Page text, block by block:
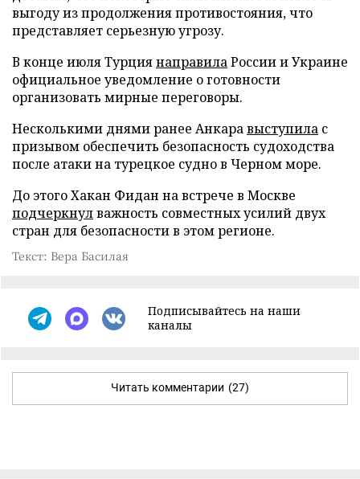
выгоду из продолжения противостояния, что
представляет серьезную угрозу.
В конце июля ТурциянаправилаРоссии и Украине
официальное уведомление о готовности
организовать мирные переговоры.
Несколькими днями ранее Анкаравыступила с
призывом обеспечить безопасность судоходства
после атаки на турецкое судно в Черном море.
До этого Хакан Фидан на встрече в Москве
подчеркнулважность совместных усилий двух
стран для безопасности в этом регионе.
Текст: Вера Басилая
Подписывайтесь на наши
каналы
Читать комментарии (27)